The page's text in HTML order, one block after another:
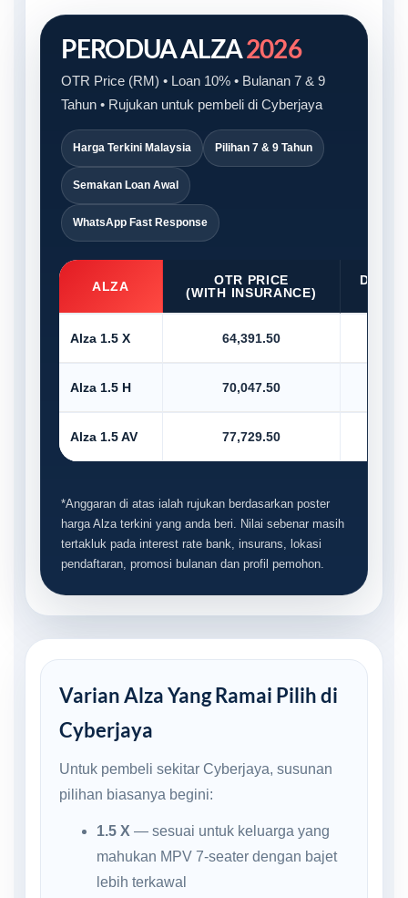
PERODUA ALZA2026
OTR Price (RM) • Loan 10% • Bulanan 7 & 9
Tahun • Rujukan untuk pembeli di Cyberjaya
Harga Terkini Malaysia Pilihan 7 & 9 Tahun
Semakan Loan Awal
WhatsApp Fast Response
ALZA
OTR PRICE
(WITH INSURANCE)
D/
Alza 1.5 X 64,391.50
Alza 1.5 H 70,047.50
Alza 1.5 AV 77,729.50
*Anggaran di atas ialah rujukan berdasarkan poster
harga Alza terkini yang anda beri. Nilai sebenar masih
tertakluk pada interest rate bank, insurans, lokasi
pendaftaran, promosi bulanan dan profil pemohon.
Varian Alza Yang Ramai Pilih di
Cyberjaya
Untuk pembeli sekitar Cyberjaya, susunan
pilihan biasanya begini:
1.5 X — sesuai untuk keluarga yang
mahukan MPV 7-seater dengan bajet
lebih terkawal